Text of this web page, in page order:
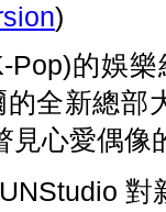
)
Pop)的娛
全新總部
見心愛偶像